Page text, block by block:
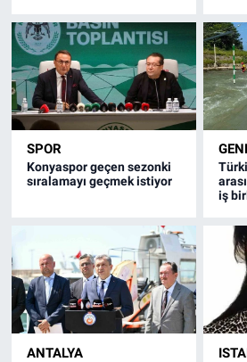
SPOR
Konyaspor geçen sezonki
sıralamayı geçmek istiyor
iş
ANTALYA